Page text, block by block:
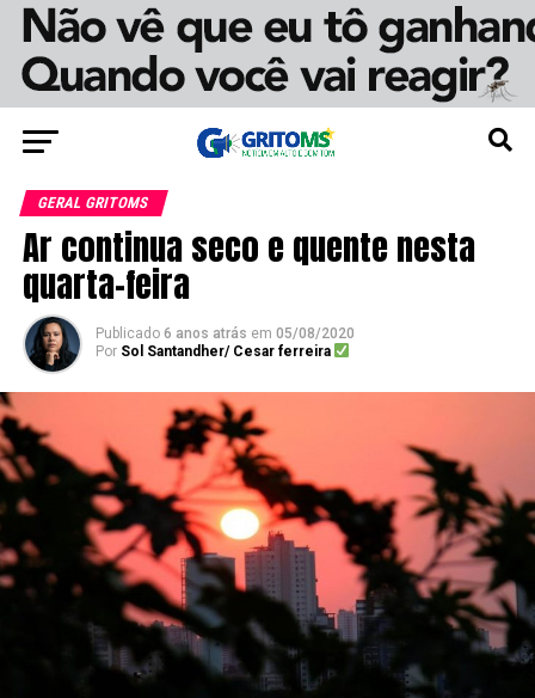
GERAL GRITOMS
Ar continua seco e quente nesta
quarta-feira
Publicado 6 anos atrás em 05/08/2020
Por Sol Santandher/ Cesar ferreira